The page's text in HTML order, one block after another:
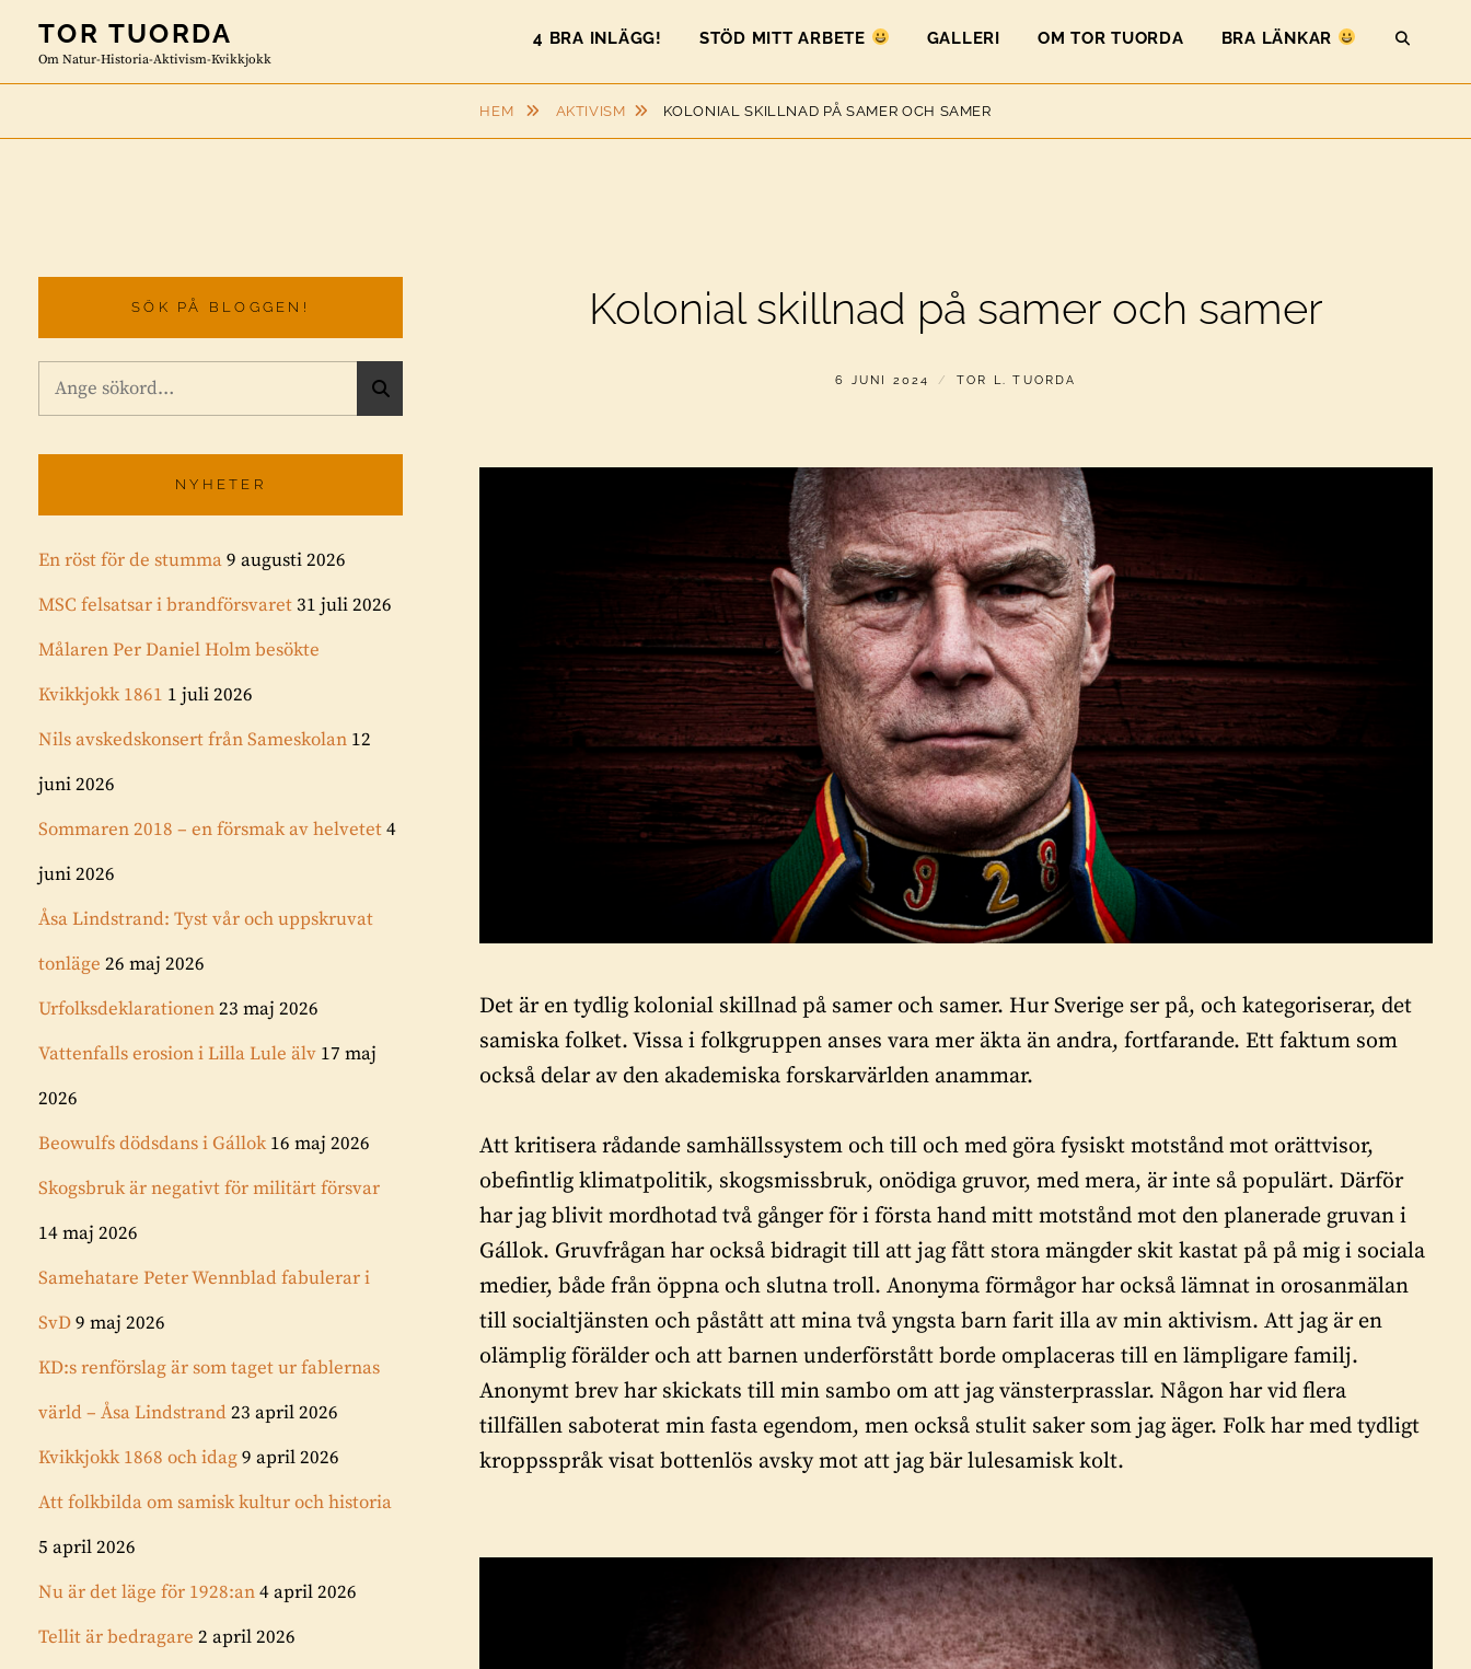
content
TOR TUORDA
Om Natur-Historia-Aktivism-Kvikkjokk
4 BRA INLÄGG! STÖD MITT ARBETE GALLERI OM TOR TUORDA BRA LÄNKAR
HEM AKTIVISM KOLONIAL SKILLNAD PÅ SAMER OCH SAMER
Kolonial skillnad på samer och samer
PUBLICERAT
6 JUNI 2024 AV
TOR L. TUORDA
Det är en tydlig kolonial skillnad på samer och samer. Hur Sverige ser på, och kategoriserar, det
samiska folket. Vissa i folkgruppen anses vara mer äkta än andra, fortfarande. Ett faktum som
också delar av den akademiska forskarvärlden anammar.
Att kritisera rådande samhällssystem och till och med göra fysiskt motstånd mot orättvisor,
obefintlig klimatpolitik, skogsmissbruk, onödiga gruvor, med mera, är inte så populärt. Därför
harjag blivit mordhotad två gånger för i första hand mitt motstånd mot den planerade gruvan i
Gállok. Gruvfrågan har också bidragit till att jag fått stora mängder skit kastat på på mig i sociala
medier, både från öppna och slutna troll. Anonyma förmågor har också lämnat in orosanmälan
till socialtjänsten och påstått att mina två yngsta barn farit illa av min aktivism. Att jag är en
olämplig förälder och att barnen underförstått borde omplaceras till en lämpligare familj.
Anonymt brev har skickats till min sambo om att jag vänsterprasslar. Någon har vid flera
tillfällen saboterat min fasta egendom, men också stulit saker som jag äger. Folk har med tydligt
kroppsspråk visat bottenlös avsky mot att jag bär lulesamisk kolt.
SÖK PÅ BLOGGEN!
efter:
NYHETER
En röst för de stumma9 augusti 2026
MSC felsatsar i brandförsvaret 31 juli 2026
Målaren Per Daniel Holm besökte
Kvikkjokk 1861 1 juli 2026
Nils avskedskonsert från Sameskolan 12
juni 2026
Sommaren 2018 – en försmak av helvetet4
juni 2026
Åsa Lindstrand: Tyst vår och uppskruvat
tonläge 26 maj 2026
Urfolksdeklarationen23 maj 2026
Vattenfalls erosion i Lilla Lule älv 17 maj
2026
Beowulfs dödsdans i Gállok 16 maj 2026
Skogsbruk är negativt för militärt försvar
14 maj 2026
Samehatare Peter Wennblad fabulerar i
SvD9 maj 2026
KD:s renförslag är som taget ur fablernas
värld – Åsa Lindstrand23 april 2026
Kvikkjokk 1868 och idag9 april 2026
Att folkbilda om samisk kultur och historia
5 april 2026
Nu är det läge för 1928:an4 april 2026
Tellit är bedragare 2 april 2026